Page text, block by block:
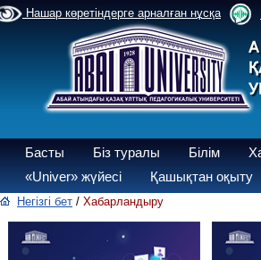
Нашар көретіндерге арналған нұсқа
Басты Біз туралы Білім
«Univer» жүйесі
Қашықтан оқыту
Негізгі бет / Хабарландыру